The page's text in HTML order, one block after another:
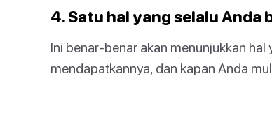
4. Satu hal yang selalu Anda
Ini benar-benar akan menunjukkan
mendapatkannya, dan kapan Anda